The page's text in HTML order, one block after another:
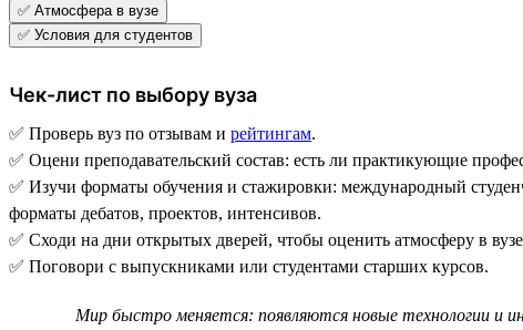
✅ Атмосфера в вузе
✅ Условия для студентов
Чек-лист по выбору вуза
✅ Проверь вуз по отзывам и рейтингам.
✅ Оцени преподавательский состав: есть ли практикующие
✅ Изучи форматы обучения и стажировки: международный
форматы дебатов, проектов, интенсивов.
✅ Сходи на дни открытых дверей, чтобы оценить атмосферу в
✅ Поговори с выпускниками или студентами старших курсов.
Мир быстро меняется: появляются новые технологии и